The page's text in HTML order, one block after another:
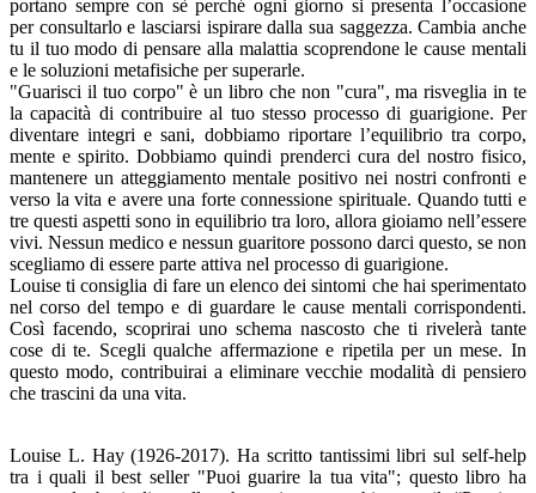
portano sempre con sè perché ogni giorno si presenta l’occasione
per consultarlo e lasciarsi ispirare dalla sua saggezza. Cambia anche
tu il tuo modo di pensare alla malattia scoprendone le cause mentali
e le soluzioni metafisiche per superarle.
"Guarisci il tuo corpo" è un libro che non "cura", ma risveglia in te
la capacità di contribuire al tuo stesso processo di guarigione. Per
diventare integri e sani, dobbiamo riportare l’equilibrio tra corpo,
mente e spirito. Dobbiamo quindi prenderci cura del nostro fisico,
mantenere un atteggiamento mentale positivo nei nostri confronti e
verso la vita e avere una forte connessione spirituale. Quando tutti e
tre questi aspetti sono in equilibrio tra loro, allora gioiamo nell’essere
vivi. Nessun medico e nessun guaritore possono darci questo, se non
scegliamo di essere parte attiva nel processo di guarigione.
Louise ti consiglia di fare un elenco dei sintomi che hai sperimentato
nel corso del tempo e di guardare le cause mentali corrispondenti.
Così facendo, scoprirai uno schema nascosto che ti rivelerà tante
cose di te. Scegli qualche affermazione e ripetila per un mese. In
questo modo, contribuirai a eliminare vecchie modalità di pensiero
che trascini da una vita.
Louise L. Hay (1926-2017). Ha scritto tantissimi libri sul self-help
tra i quali il best seller "Puoi guarire la tua vita"; questo libro ha